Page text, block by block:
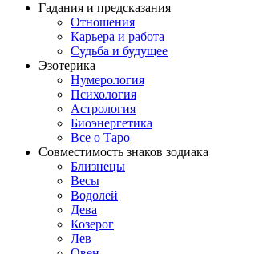
Гадания и предсказания
Отношения
Карьера и работа
Cудьба и будущее
Эзотерика
Нумерология
Психология
Астрология
Биоэнергетика
Все о Таро
Совместимость знаков зодиака
Близнецы
Весы
Водолей
Дева
Козерог
Лев